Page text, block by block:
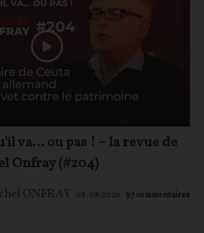
va… ou pas ! – la revue de
Onfray (#204)
ONFRAY 08/08/2026 97commentaires